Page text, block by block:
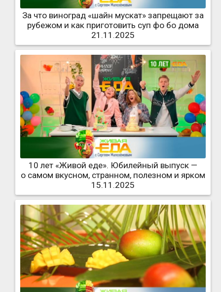
За что виноград «шайн мускат» запрещают за
рубежом и как приготовить суп фо бо дома
21.11.2025
10 лет «Живой еде». Юбилейный выпуск —
о самом вкусном, странном, полезном и ярком
15.11.2025